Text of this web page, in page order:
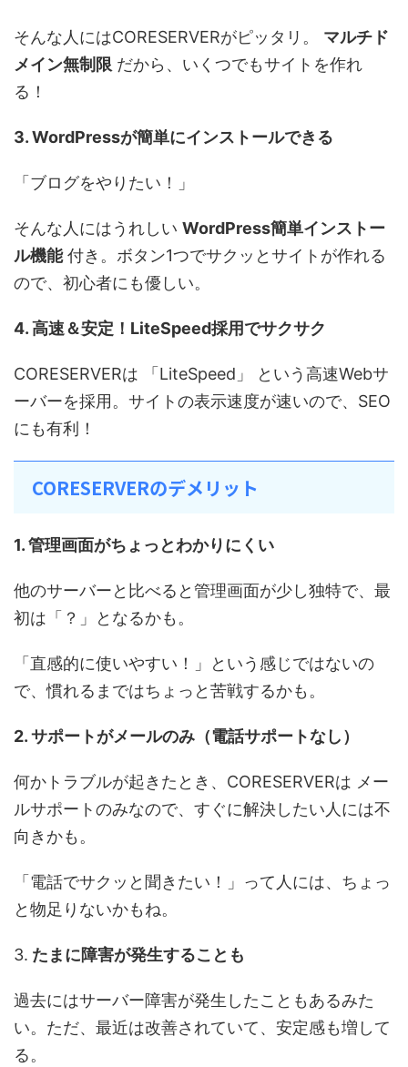
そんな人にはCORESERVERがピッタリ。 マルチド
メイン無制限 だから、いくつでもサイトを作れ
る！
3. WordPressが簡単にインストールできる
「ブログをやりたい！」
そんな人にはうれしい WordPress簡単インストー
ル機能付き。ボタン1つでサクッとサイトが作れる
ので、初心者にも優しい。
4. 高速＆安定！LiteSpeed採用でサクサク
CORESERVERは 「LiteSpeed」 という高速Webサ
ーバーを採用。サイトの表示速度が速いので、SEO
にも有利！
CORESERVERのデメリット
1. 管理画面がちょっとわかりにくい
他のサーバーと比べると管理画面が少し独特で、最
初は「？」となるかも。
「直感的に使いやすい！」という感じではないの
で、慣れるまではちょっと苦戦するかも。
2. サポートがメールのみ（電話サポートなし）
何かトラブルが起きたとき、CORESERVERは メー
ルサポートのみなので、すぐに解決したい人には不
向きかも。
「電話でサクッと聞きたい！」って人には、ちょっ
と物足りないかもね。
3. たまに障害が発生することも
過去にはサーバー障害が発生したこともあるみた
い。ただ、最近は改善されていて、安定感も増して
る。